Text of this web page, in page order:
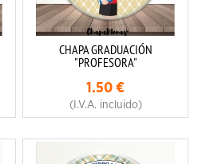
CHAPA GRADUACIÓN
"PROFESORA"
1.50 €
(I.V.A. incluido)